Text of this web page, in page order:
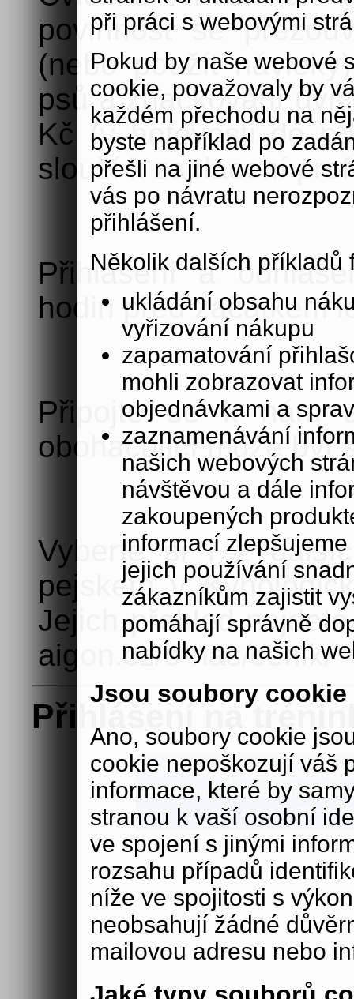
při práci s webovými
Pokud by naše webové
cookie, považovaly by
každém přechodu na
byste například po
přešli na jiné webové
vás po návratu
přihlášení.
Několik dalších příkladů
ukládání obsahu
vyřizování nákupu
zapamatování
mohli zobrazovat
objednávkami a
zaznamenávání
našich webových
návštěvou a dále
zakoupených
informací
jejich používání
zákazníkům zajistit
pomáhají správně
nabídky na našich
Jsou soubory cookie
Ano, soubory cookie
cookie nepoškozují váš
informace, které by
stranou k vaší osobní
ve spojení s jinými
rozsahu případů
níže ve spojitosti s
neobsahují žádné
mailovou adresu nebo
povinnost se
(nebo použít
psů a značkování
Kč (v hotovosti do
slouží k zaplacení
Přihlášení a
hodin před začátkem
Připojte se k nám
obohacující může být
Vyberte si i z
pejskem v
Jejich přehled
aigon.cz/o-nas/cenik/
Přihlášení na
Pro přihlašování se
Pokud nemáte své
zde: